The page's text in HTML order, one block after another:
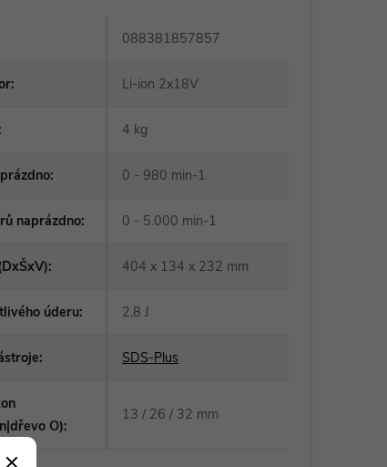
088381857857
: Li-ion 2x18V
4 kg
: 0 - 980 min-1
naprázdno: 0 - 5.000 min-1
: 404 x 134 x 232 mm
úderu: 2,8 J
: SDS-Plus
O):
13 / 26 / 32 mm